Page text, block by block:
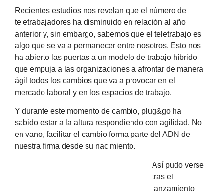
Recientes estudios nos revelan que el número de
teletrabajadores ha disminuido en relación al año
anterior y, sin embargo, sabemos que el teletrabajo es
algo que se va a permanecer entre nosotros. Esto nos
ha abierto las puertas a un modelo de trabajo híbrido
que empuja a las organizaciones a afrontar de manera
ágil todos los cambios que va a provocar en el
mercado laboral y en los espacios de trabajo.
Y durante este momento de cambio, plug&go ha
sabido estar a la altura respondiendo con agilidad. No
en vano, facilitar el cambio forma parte del ADN de
nuestra firma desde su nacimiento.
Así pudo verse
tras el
lanzamiento